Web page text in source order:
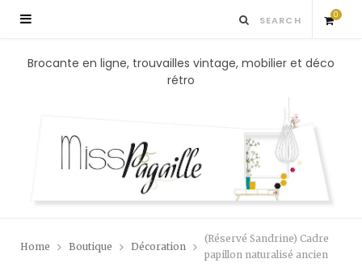
0
S
p
i
Brocante en ligne, trouvailles vintage, mobilier et déco
rétro
Home Boutique Décoration
(Réservé Sandrine) Cadre
papillon naturalisé ancien